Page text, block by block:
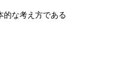
的な考え方である